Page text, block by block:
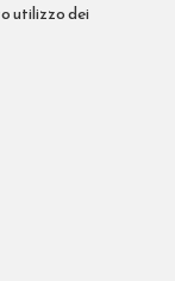
utilizzo dei